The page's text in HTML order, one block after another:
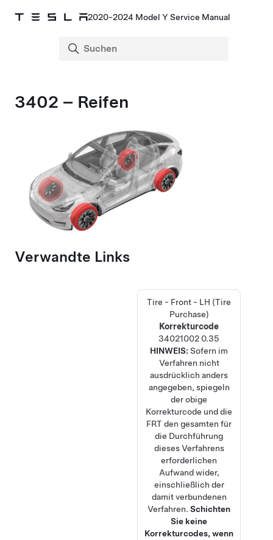
2020-2024 Model Y Service Manual
3402 – Reifen
Verwandte Links
Tire - Front - LH (Tire
Purchase)
Korrekturcode
34021002 0.35
HINWEIS:Sofern im
Verfahren nicht
ausdrücklich anders
angegeben, spiegeln
der obige
Korrekturcode und die
FRT den gesamten für
die Durchführung
dieses Verfahrens
erforderlichen
Aufwand wider,
einschließlich der
damit verbundenen
Verfahren.Schichten
Sie keine
Korrekturcodes, wenn